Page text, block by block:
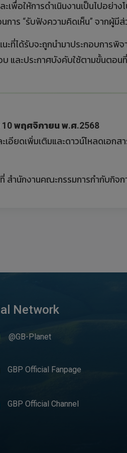
พื่อให้การดำเนินงานเป็นไปอย่า
การ “รับฟังความคิดเห็น” จากผู้มี
ะที่ได้รับจะถูกนำมาประกอบกา
และประกาศบังคับใช้ตามขั้นตอน
10 พฤศจิกายน พ.ศ.2568
เอียดเพิ่มเติมและดาวน์โหลดเอก
ำนักงานคณะกรรมการกำกับกิจ
Network
@GB-Planet
GBP Official Fanpage
GBP Official Channel